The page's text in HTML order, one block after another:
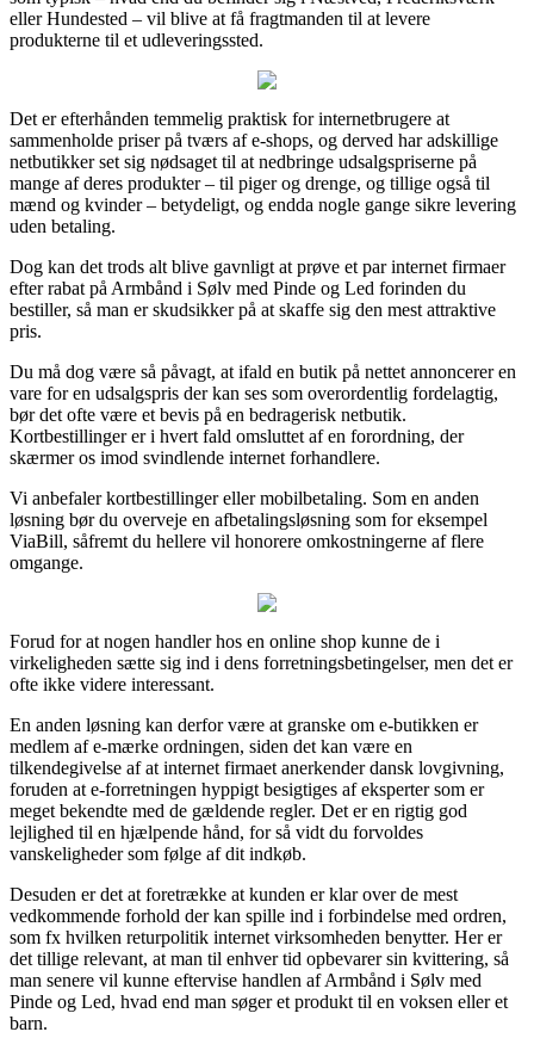
eller Hundested – vil blive at få fragtmanden til at levere
produkterne til et udleveringssted.
Det er efterhånden temmelig praktisk for internetbrugere at
sammenholde priser på tværs af e-shops, og derved har adskillige
netbutikker set sig nødsaget til at nedbringe udsalgspriserne på
mange af deres produkter – til piger og drenge, og tillige også til
mænd og kvinder – betydeligt, og endda nogle gange sikre levering
uden betaling.
Dog kan det trods alt blive gavnligt at prøve et par internet firmaer
efter rabat på Armbånd i Sølv med Pinde og Led forinden du
bestiller, så man er skudsikker på at skaffe sig den mest attraktive
pris.
Du må dog være så påvagt, at ifald en butik på nettet annoncerer en
vare for en udsalgspris der kan ses som overordentlig fordelagtig,
bør det ofte være et bevis på en bedragerisk netbutik.
Kortbestillinger er i hvert fald omsluttet af en forordning, der
skærmer os imod svindlende internet forhandlere.
Vi anbefaler kortbestillinger eller mobilbetaling. Som en anden
løsning bør du overveje en afbetalingsløsning som for eksempel
ViaBill, såfremt du hellere vil honorere omkostningerne af flere
omgange.
Forud for at nogen handler hos en online shop kunne de i
virkeligheden sætte sig ind i dens forretningsbetingelser, men det er
ofte ikke videre interessant.
En anden løsning kan derfor være at granske om e-butikken er
medlem af e-mærke ordningen, siden det kan være en
tilkendegivelse af at internet firmaet anerkender dansk lovgivning,
foruden at e-forretningen hyppigt besigtiges af eksperter som er
meget bekendte med de gældende regler. Det er en rigtig god
lejlighed til en hjælpende hånd, for så vidt du forvoldes
vanskeligheder som følge af dit indkøb.
Desuden er det at foretrække at kunden er klar over de mest
vedkommende forhold der kan spille ind i forbindelse med ordren,
som fx hvilken returpolitik internet virksomheden benytter. Her er
det tillige relevant, at man til enhver tid opbevarer sin kvittering, så
man senere vil kunne eftervise handlen af Armbånd i Sølv med
Pinde og Led, hvad end man søger et produkt til en voksen eller et
barn.